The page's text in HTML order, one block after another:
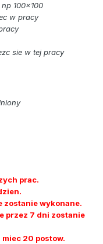
100x100
w pracy
sie w tej pracy
prac.
zostanie wykonane.
przez 7 dni zostanie
20 postow.